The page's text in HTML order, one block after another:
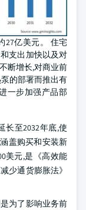
27亿美元。 住宅
支出加快以及对
断增长,对商业前
的部署而推出有
一步加强产品部
长至2032年底,使
盖购买和安装新
美元,是《高效能
少通货膨胀法》
为了影响业务前